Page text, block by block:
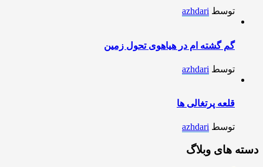
توسط azhdari
گم گشته ام در هیاهوی تحول زمین
توسط azhdari
قلعه پرتغالی ها
توسط azhdari
دسته های وبلاگ